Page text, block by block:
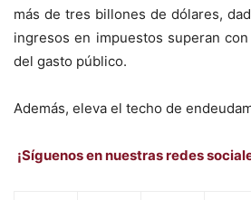
más de tres billones de dólares,
ingresos en impuestos superan
del gasto público.
Además, eleva el techo de
¡Síguenos en nuestras redes